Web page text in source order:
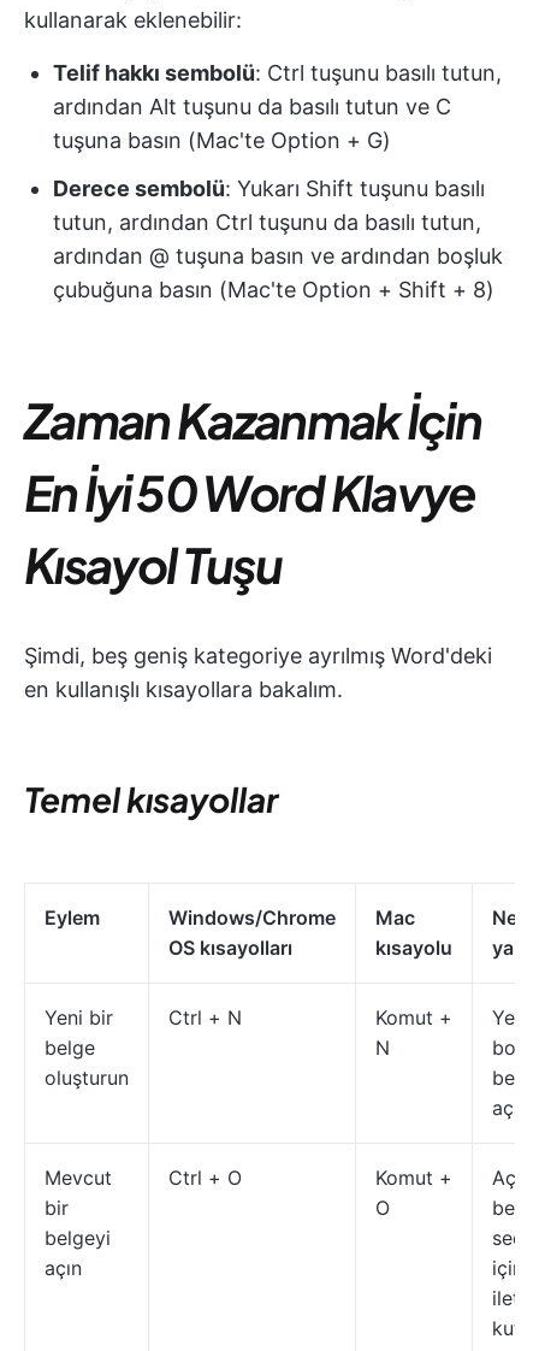
kullanarak eklenebilir:
Telif hakkı sembolü: Ctrl tuşunu basılı tutun,
ardından Alt tuşunu da basılı tutun ve C
tuşuna basın (Mac'te Option + G)
Derece sembolü: Yukarı Shift tuşunu basılı
tutun, ardından Ctrl tuşunu da basılı tutun,
ardından @ tuşuna basın ve ardından boşluk
çubuğuna basın (Mac'te Option + Shift + 8)
Zaman Kazanmak İçin
En İyi 50 Word Klavye
Kısayol Tuşu
Şimdi, beş geniş kategoriye ayrılmış Word'deki
en kullanışlı kısayollara bakalım.
Temel kısayollar
Eylem
Windows/Chrome
OS kısayolları
Mac
kısayolu
Ne
Yeni bir
belge
oluşturun
Ctrl + N
Komut +
N
Yeni
boş
açar
Mevcut
bir
belgeyi
açın
Ctrl + O
Komut +
O
için